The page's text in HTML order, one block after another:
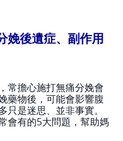
娩後遺症、副作用
常擔心施打無痛分娩會
藥物後，可能會影響腹
是迷思、並非事實。
會有的5大問題，幫助媽